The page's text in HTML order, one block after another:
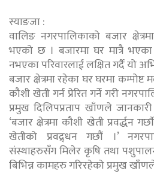
स्याङजा :
वालिङ नगरपालिकाको बजार
भएको छ । बजारमा घर मात्रै
नभएका परिवारलाई लक्षित गर्दै यो
बजार क्षेत्रमा रहेका घर घरमा
कौशी खेती गर्न प्रेरित गर्ने गरी
प्रमुख दिलिपप्रताप खाँणले
‘बजार क्षेत्रमा कौशी खेती प्रवर्द्धन
खेतीको प्रवद्र्धन गछौं ।’
संस्थाहरुसँग मिलेर कृषि तथा
बिभिन्न कामहरु गरिरहेको प्रमुख